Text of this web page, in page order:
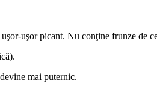
uşor picant. Nu conţine frunze de
mai puternic.